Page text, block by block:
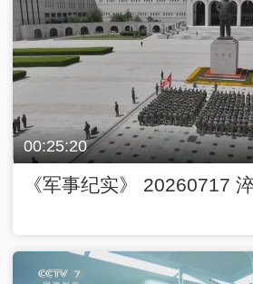
00:25:20
《军事纪实》 20260717